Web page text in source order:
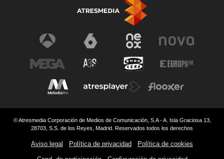
© Atresmedia Corporación de Medios de Comunicación, S.A - A. Isla Graciosa 13,
28703, S.S. de los Reyes, Madrid. Reservados todos los derechos
Aviso legal Política de privacidad Política de cookies